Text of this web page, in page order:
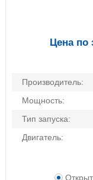
Производитель:
Мощность:
Тип запуска:
Двигатель:
Цена по